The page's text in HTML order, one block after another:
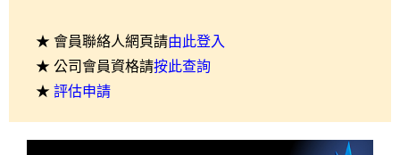
★ 會員聯絡人網頁請由此登入
★ 公司會員資格請按此查詢
★ 評估申請